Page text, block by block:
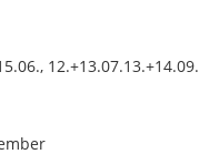
12.+13.07.13.+14.09.